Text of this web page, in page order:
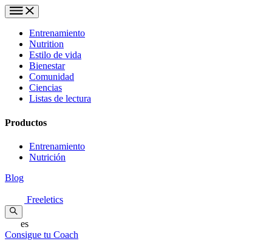
Entrenamiento
Nutrition
Estilo de vida
Bienestar
Comunidad
Ciencias
Listas de lectura
Productos
Entrenamiento
Nutrición
Blog
Freeletics
es
Consigue tu Coach